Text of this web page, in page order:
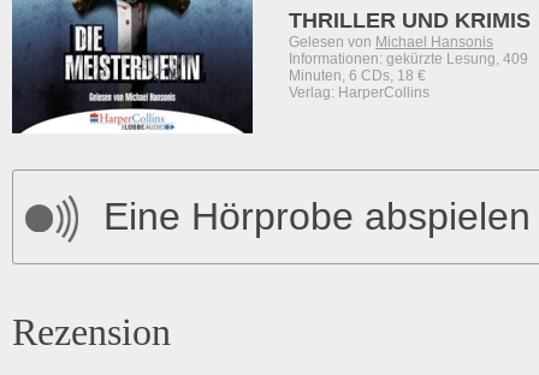
THRILLER UND KRIMIS
Gelesen von Michael Hansonis
Informationen: gekürzte Lesung, 409
Minuten, 6 CDs, 18 €
Verlag: HarperCollins
Eine Hörprobe abspielen
Rezension